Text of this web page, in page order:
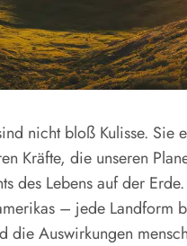
nicht bloß Kulisse. Sie
Kräfte, die unseren
des Lebens auf der
– jede Landform
die Auswirkungen